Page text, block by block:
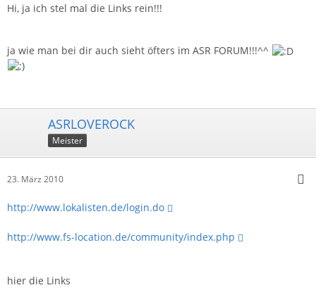
Hi, ja ich stel mal die Links rein!!!
ja wie man bei dir auch sieht öfters im ASR FORUM!!!^^
ASRLOVEROCK
Meister
23. März 2010
http://www.lokalisten.de/login.do
http://www.fs-location.de/community/index.php
hier die Links